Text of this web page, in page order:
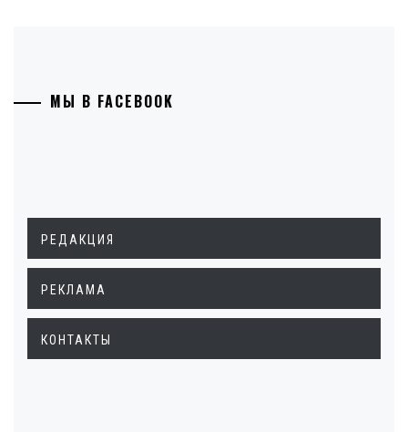
МЫ В FACEBOOK
РЕДАКЦИЯ
РЕКЛАМА
КОНТАКТЫ